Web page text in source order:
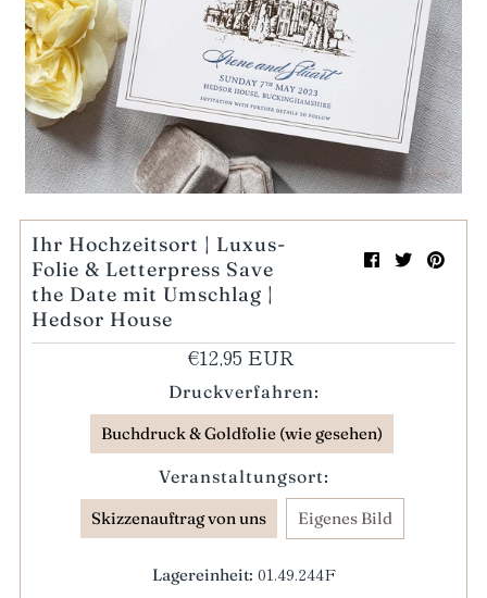
Ihr Hochzeitsort | Luxus-
Folie & Letterpress Save
the Date mit Umschlag |
Hedsor House
€12,95 EUR
Druckverfahren:
Buchdruck & Goldfolie (wie gesehen)
Veranstaltungsort:
Skizzenauftrag von uns Eigenes Bild
Lagereinheit: 01.49.244F